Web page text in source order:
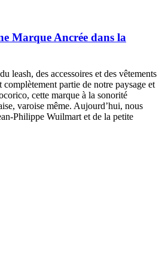
Marque Ancrée dans la
leash, des accessoires et des vêtements
partie de notre paysage et
cette marque à la sonorité
varoise même. Aujourd’hui, nous
Philippe Wuilmart et de la petite